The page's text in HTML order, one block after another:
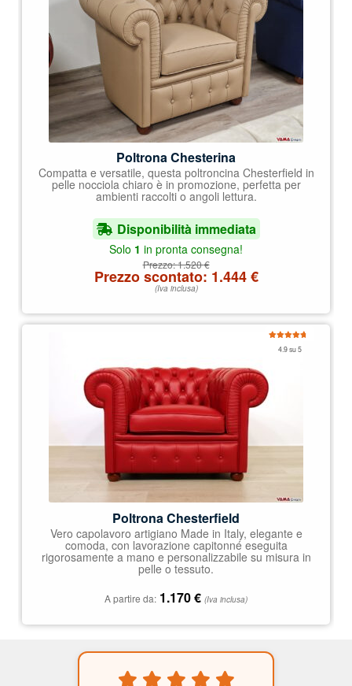
Poltrona Chesterina
Compatta e versatile, questa poltroncina Chesterfield in
pelle nocciola chiaro è in promozione, perfetta per
ambienti raccolti o angoli lettura.
Disponibilità immediata
Solo 1 in pronta consegna!
Prezzo:1.520€
Prezzo scontato: 1.444€
(Iva inclusa)
4.9 su 5
Poltrona Chesterfield
Vero capolavoro artigiano Made in Italy, elegante e
comoda, con lavorazione capitonné eseguita
rigorosamente a mano e personalizzabile su misura in
pelle o tessuto.
A partire da: 1.170€ (Iva inclusa)